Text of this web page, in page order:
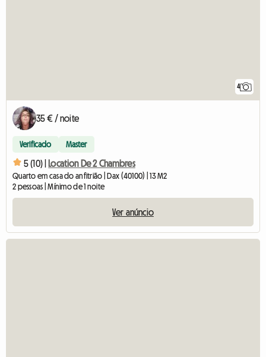
4
35 € / noite
Verificado Master
5 (10) | Location De 2 Chambres
Quarto em casa do anfitrião | Dax (40100) | 13 M2
2 pessoas | Mínimo de 1 noite
Ver anúncio